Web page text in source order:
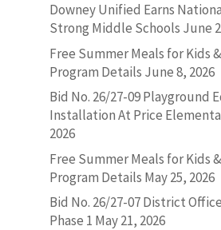
Downey Unified Earns
Strong Middle Schools June
Free Summer Meals for Kids
Program Details June 8, 2026
Bid No. 26/27-09 Playground
Installation At Price
2026
Free Summer Meals for Kids
Program Details May 25, 2026
Bid No. 26/27-07 District
Phase 1 May 21, 2026